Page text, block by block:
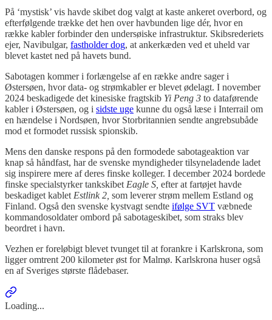
På ‘mystisk’ vis havde skibet dog valgt at kaste ankeret overbord, og
efterfølgende trække det hen over havbunden lige dér, hvor en
række kabler forbinder den undersøiske infrastruktur. Skibsrederiets
ejer, Navibulgar, fastholder dog, at ankerkæden ved et uheld var
blevet kastet ned på havets bund.
Sabotagen kommer i forlængelse af en række andre sager i
Østersøen, hvor data- og strømkabler er blevet ødelagt. I november
2024 beskadigede det kinesiske fragtskib Yi Peng 3 to dataførende
kabler i Østersøen, og i sidste uge kunne du også læse i Interrail om
en hændelse i Nordsøen, hvor Storbritannien sendte angrebsubåde
mod et formodet russisk spionskib.
Mens den danske respons på den formodede sabotageaktion var
knap så håndfast, har de svenske myndigheder tilsyneladende ladet
sig inspirere mere af deres finske kolleger. I december 2024 bordede
finske specialstyrker tankskibet Eagle S, efter at fartøjet havde
beskadiget kablet Estlink 2, som leverer strøm mellem Estland og
Finland. Også den svenske kystvagt sendte ifølge SVT væbnede
kommandosoldater ombord på sabotageskibet, som straks blev
beordret i havn.
Vezhen er foreløbigt blevet tvunget til at forankre i Karlskrona, som
ligger omtrent 200 kilometer øst for Malmø. Karlskrona huser også
en af Sveriges største flådebaser.
Loading...